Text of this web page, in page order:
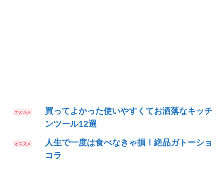
買ってよかった使いやすくてお洒落なキッチ
ンツール12選
人生で一度は食べなきゃ損！絶品ガトーショ
コラ